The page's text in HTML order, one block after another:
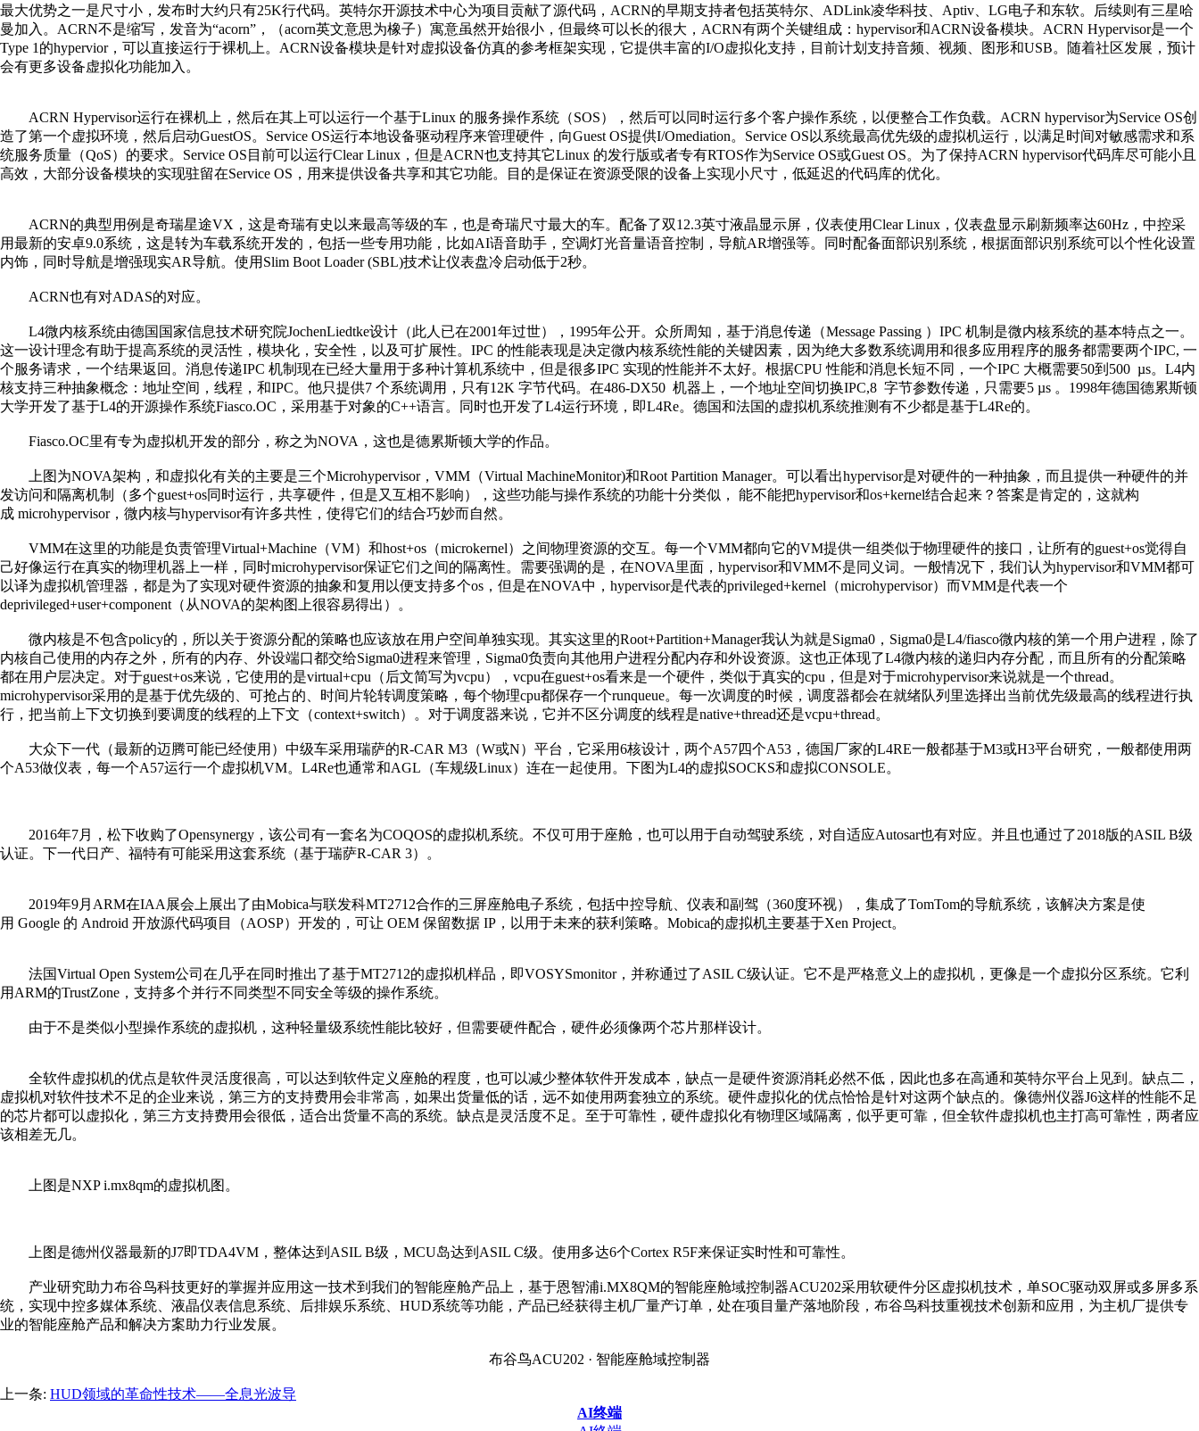
最大优势之一是尺寸小，发布时大约只有25K行代码。英特尔开源技术中心为项目贡献了源代码，ACRN的早期支持者包括英特尔、ADLink凌华科技、Aptiv、LG电子和东软。后续则有三星哈
曼加入。ACRN不是缩写，发音为“acorn”，（acorn英文意思为橡子）寓意虽然开始很小，但最终可以长的很大，ACRN有两个关键组成：hypervisor和ACRN设备模块。ACRN Hypervisor是一个
Type 1的hypervior，可以直接运行于裸机上。ACRN设备模块是针对虚拟设备仿真的参考框架实现，它提供丰富的I/O虚拟化支持，目前计划支持音频、视频、图形和USB。随着社区发展，预计
会有更多设备虚拟化功能加入。
ACRN Hypervisor运行在裸机上，然后在其上可以运行一个基于Linux 的服务操作系统（SOS），然后可以同时运行多个客户操作系统，以便整合工作负载。ACRN hypervisor为Service OS创
造了第一个虚拟环境，然后启动GuestOS。Service OS运行本地设备驱动程序来管理硬件，向Guest OS提供I/Omediation。Service OS以系统最高优先级的虚拟机运行，以满足时间对敏感需求和系
统服务质量（QoS）的要求。Service OS目前可以运行Clear Linux，但是ACRN也支持其它Linux 的发行版或者专有RTOS作为Service OS或Guest OS。为了保持ACRN hypervisor代码库尽可能小且
高效，大部分设备模块的实现驻留在Service OS，用来提供设备共享和其它功能。目的是保证在资源受限的设备上实现小尺寸，低延迟的代码库的优化。
ACRN的典型用例是奇瑞星途VX，这是奇瑞有史以来最高等级的车，也是奇瑞尺寸最大的车。配备了双12.3英寸液晶显示屏，仪表使用Clear Linux，仪表盘显示刷新频率达60Hz，中控采
用最新的安卓9.0系统，这是转为车载系统开发的，包括一些专用功能，比如AI语音助手，空调灯光音量语音控制，导航AR增强等。同时配备面部识别系统，根据面部识别系统可以个性化设置
内饰，同时导航是增强现实AR导航。使用Slim Boot Loader (SBL)技术让仪表盘冷启动低于2秒。
ACRN也有对ADAS的对应。
L4微内核系统由德国国家信息技术研究院JochenLiedtke设计（此人已在2001年过世），1995年公开。众所周知，基于消息传递（Message Passing ）IPC 机制是微内核系统的基本特点之一。
这一设计理念有助于提高系统的灵活性，模块化，安全性，以及可扩展性。IPC 的性能表现是决定微内核系统性能的关键因素，因为绝大多数系统调用和很多应用程序的服务都需要两个IPC, 一
个服务请求，一个结果返回。消息传递IPC 机制现在已经大量用于多种计算机系统中，但是很多IPC 实现的性能并不太好。根据CPU 性能和消息长短不同，一个IPC 大概需要50到500 µs。L4内
核支持三种抽象概念：地址空间，线程，和IPC。他只提供7 个系统调用，只有12K 字节代码。在486-DX50 机器上，一个地址空间切换IPC,8 字节参数传递，只需要5 µs 。1998年德国德累斯顿
大学开发了基于L4的开源操作系统Fiasco.OC，采用基于对象的C++语言。同时也开发了L4运行环境，即L4Re。德国和法国的虚拟机系统推测有不少都是基于L4Re的。
Fiasco.OC里有专为虚拟机开发的部分，称之为NOVA，这也是德累斯顿大学的作品。
上图为NOVA架构，和虚拟化有关的主要是三个Microhypervisor，VMM（Virtual MachineMonitor)和Root Partition Manager。可以看出hypervisor是对硬件的一种抽象，而且提供一种硬件的并
发访问和隔离机制（多个guest+os同时运行，共享硬件，但是又互相不影响），这些功能与操作系统的功能十分类似， 能不能把hypervisor和os+kernel结合起来？答案是肯定的，这就构
成 microhypervisor，微内核与hypervisor有许多共性，使得它们的结合巧妙而自然。
VMM在这里的功能是负责管理Virtual+Machine（VM）和host+os（microkernel）之间物理资源的交互。每一个VMM都向它的VM提供一组类似于物理硬件的接口，让所有的guest+os觉得自
己好像运行在真实的物理机器上一样，同时microhypervisor保证它们之间的隔离性。需要强调的是，在NOVA里面，hypervisor和VMM不是同义词。一般情况下，我们认为hypervisor和VMM都可
以译为虚拟机管理器，都是为了实现对硬件资源的抽象和复用以便支持多个os，但是在NOVA中，hypervisor是代表的privileged+kernel（microhypervisor）而VMM是代表一个
deprivileged+user+component（从NOVA的架构图上很容易得出）。
微内核是不包含policy的，所以关于资源分配的策略也应该放在用户空间单独实现。其实这里的Root+Partition+Manager我认为就是Sigma0，Sigma0是L4/fiasco微内核的第一个用户进程，除了
内核自己使用的内存之外，所有的内存、外设端口都交给Sigma0进程来管理，Sigma0负责向其他用户进程分配内存和外设资源。这也正体现了L4微内核的递归内存分配，而且所有的分配策略
都在用户层决定。对于guest+os来说，它使用的是virtual+cpu（后文简写为vcpu），vcpu在guest+os看来是一个硬件，类似于真实的cpu，但是对于microhypervisor来说就是一个thread。
microhypervisor采用的是基于优先级的、可抢占的、时间片轮转调度策略，每个物理cpu都保存一个runqueue。每一次调度的时候，调度器都会在就绪队列里选择出当前优先级最高的线程进行执
行，把当前上下文切换到要调度的线程的上下文（context+switch）。对于调度器来说，它并不区分调度的线程是native+thread还是vcpu+thread。
大众下一代（最新的迈腾可能已经使用）中级车采用瑞萨的R-CAR M3（W或N）平台，它采用6核设计，两个A57四个A53，德国厂家的L4RE一般都基于M3或H3平台研究，一般都使用两
个A53做仪表，每一个A57运行一个虚拟机VM。L4Re也通常和AGL（车规级Linux）连在一起使用。下图为L4的虚拟SOCKS和虚拟CONSOLE。
2016年7月，松下收购了Opensynergy，该公司有一套名为COQOS的虚拟机系统。不仅可用于座舱，也可以用于自动驾驶系统，对自适应Autosar也有对应。并且也通过了2018版的ASIL B级
认证。下一代日产、福特有可能采用这套系统（基于瑞萨R-CAR 3）。
2019年9月ARM在IAA展会上展出了由Mobica与联发科MT2712合作的三屏座舱电子系统，包括中控导航、仪表和副驾（360度环视），集成了TomTom的导航系统，该解决方案是使
用 Google 的 Android 开放源代码项目（AOSP）开发的，可让 OEM 保留数据 IP，以用于未来的获利策略。Mobica的虚拟机主要基于Xen Project。
法国Virtual Open System公司在几乎在同时推出了基于MT2712的虚拟机样品，即VOSYSmonitor，并称通过了ASIL C级认证。它不是严格意义上的虚拟机，更像是一个虚拟分区系统。它利
用ARM的TrustZone，支持多个并行不同类型不同安全等级的操作系统。
由于不是类似小型操作系统的虚拟机，这种轻量级系统性能比较好，但需要硬件配合，硬件必须像两个芯片那样设计。
全软件虚拟机的优点是软件灵活度很高，可以达到软件定义座舱的程度，也可以减少整体软件开发成本，缺点一是硬件资源消耗必然不低，因此也多在高通和英特尔平台上见到。缺点二，
虚拟机对软件技术不足的企业来说，第三方的支持费用会非常高，如果出货量低的话，远不如使用两套独立的系统。硬件虚拟化的优点恰恰是针对这两个缺点的。像德州仪器J6这样的性能不足
的芯片都可以虚拟化，第三方支持费用会很低，适合出货量不高的系统。缺点是灵活度不足。至于可靠性，硬件虚拟化有物理区域隔离，似乎更可靠，但全软件虚拟机也主打高可靠性，两者应
该相差无几。
上图是NXP i.mx8qm的虚拟机图。
上图是德州仪器最新的J7即TDA4VM，整体达到ASIL B级，MCU岛达到ASIL C级。使用多达6个Cortex R5F来保证实时性和可靠性。
产业研究助力布谷鸟科技更好的掌握并应用这一技术到我们的智能座舱产品上，基于恩智浦i.MX8QM的智能座舱域控制器ACU202采用软硬件分区虚拟机技术，单SOC驱动双屏或多屏多系
统，实现中控多媒体系统、液晶仪表信息系统、后排娱乐系统、HUD系统等功能，产品已经获得主机厂量产订单，处在项目量产落地阶段，布谷鸟科技重视技术创新和应用，为主机厂提供专
业的智能座舱产品和解决方案助力行业发展。
布谷鸟ACU202 · 智能座舱域控制器
上一条: HUD领域的革命性技术——全息光波导
AI终端